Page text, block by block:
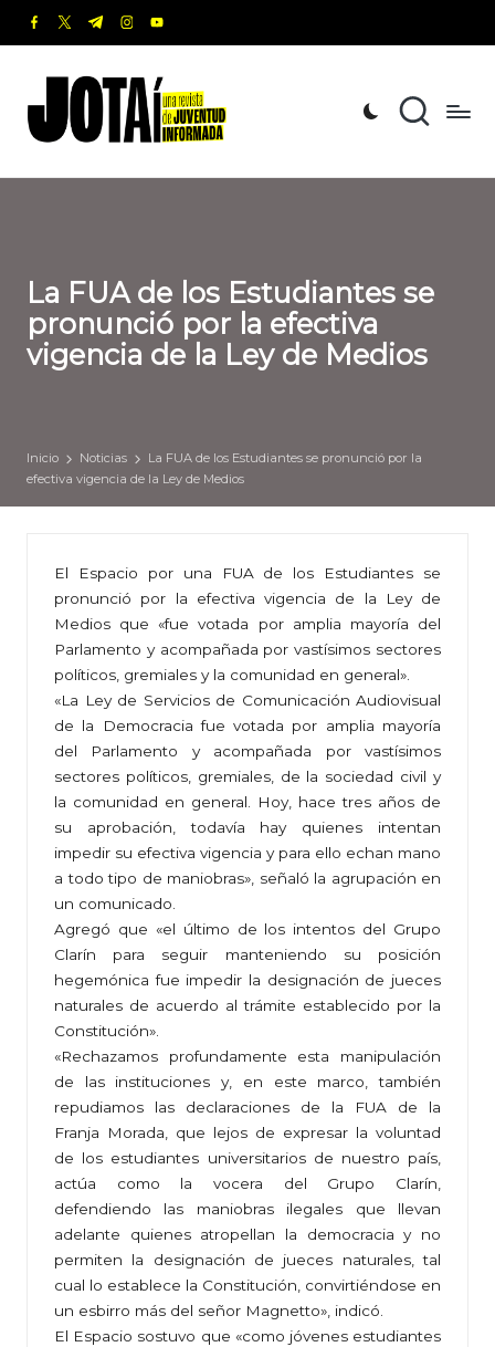
Saltar
contenido
facebook.com
twitter.com
t.me instagram.com
youtube.com
o
t
revista
de
Informada
La FUA de los Estudiantes se
pronunció por la efectiva
vigencia de la Ley de Medios
Inicio Noticias
La FUA de los Estudiantes se pronunció por la
efectiva vigencia de la Ley de Medios
El Espacio por una FUA de los Estudiantes se
pronunció por la efectiva vigencia de la Ley de
Medios que «fue votada por amplia mayoría del
Parlamento y acompañada por vastísimos sectores
políticos, gremiales y la comunidad en general».
«La Ley de Servicios de Comunicación Audiovisual
de la Democracia fue votada por amplia mayoría
del Parlamento y acompañada por vastísimos
sectores políticos, gremiales, de la sociedad civil y
la comunidad en general. Hoy, hace tres años de
su aprobación, todavía hay quienes intentan
impedir su efectiva vigencia y para ello echan mano
a todo tipo de maniobras», señaló la agrupación en
un comunicado.
Agregó que «el último de los intentos del Grupo
Clarín para seguir manteniendo su posición
hegemónica fue impedir la designación de jueces
naturales de acuerdo al trámite establecido por la
Constitución».
«Rechazamos profundamente esta manipulación
de las instituciones y, en este marco, también
repudiamos las declaraciones de la FUA de la
Franja Morada, que lejos de expresar la voluntad
de los estudiantes universitarios de nuestro país,
actúa como la vocera del Grupo Clarín,
defendiendo las maniobras ilegales que llevan
adelante quienes atropellan la democracia y no
permiten la designación de jueces naturales, tal
cual lo establece la Constitución, convirtiéndose en
un esbirro más del señor Magnetto», indicó.
El Espacio sostuvo que «como jóvenes estudiantes